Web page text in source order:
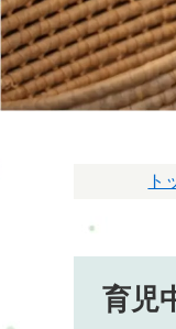
ト
育児